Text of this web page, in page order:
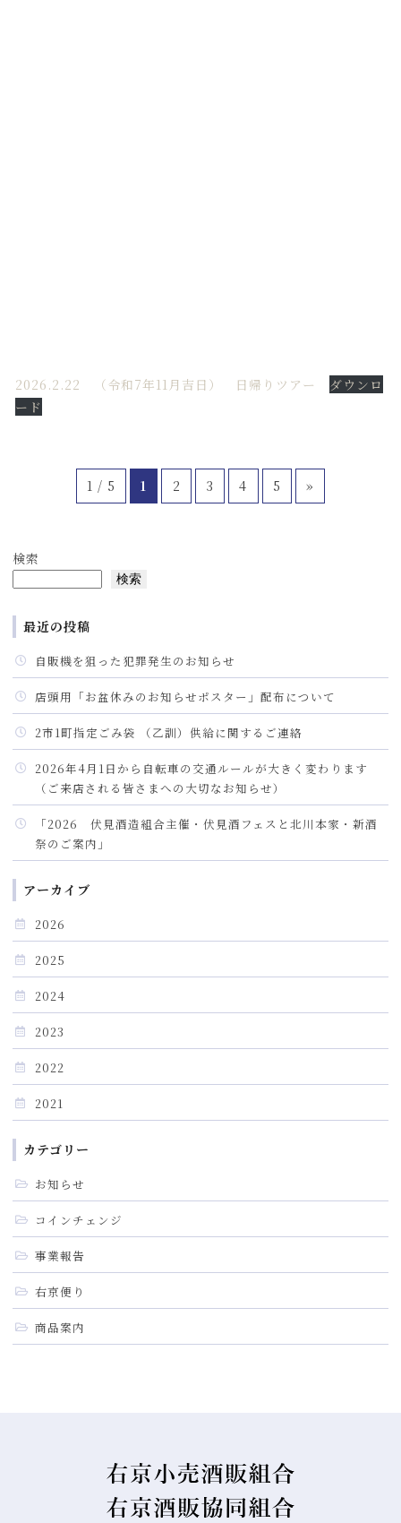
2026.2.22 （令和7年11月吉日） 日帰りツアー ダウンロ
ード
1 / 5 1 2 3 4 5 »
検索
検索
最近の投稿
自販機を狙った犯罪発生のお知らせ
店頭用「お盆休みのお知らせポスター」配布について
2市1町指定ごみ袋 （乙訓）供給に関するご連絡
2026年4月1日から自転車の交通ルールが大きく変わります
（ご来店される皆さまへの大切なお知らせ）
「2026 伏見酒造組合主催・伏見酒フェスと北川本家・新酒
祭のご案内」
アーカイブ
2026
2025
2024
2023
2022
2021
カテゴリー
お知らせ
コインチェンジ
事業報告
右京便り
商品案内